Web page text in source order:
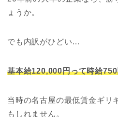
ょうか。
でも内訳がひどい…
基本給120,000円って時給
当時の名古屋の最低賃金ギリ
もしれません。